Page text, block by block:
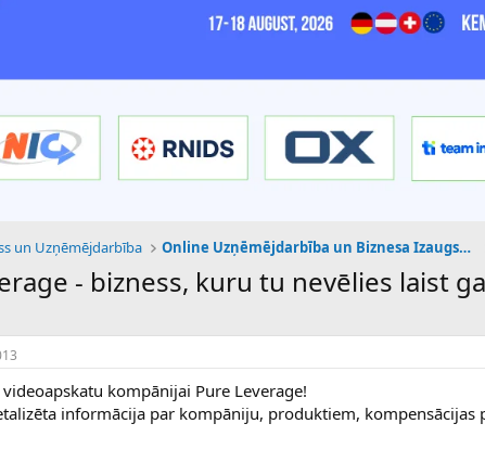
un Uzņēmējdarbība Online Uzņēmējdarbība un Biznesa Izaugsme
- bizness, kuru tu nevēlies laist
kompānijai Pure Leverage!
informācija par kompāniju, produktiem, kompensācijas